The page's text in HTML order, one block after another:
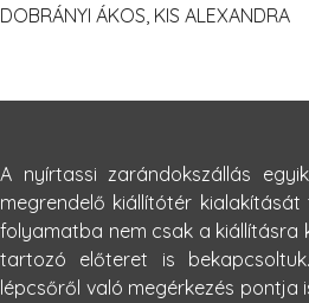
DOBRÁNYI ÁKOS, KIS ALEXANDRA
A nyírtassi zarándokszállás
megrendelő kiállítótér
folyamatba nem csak a kiállításra
tartozó előteret is
lépcsőről való megérkezés pontja